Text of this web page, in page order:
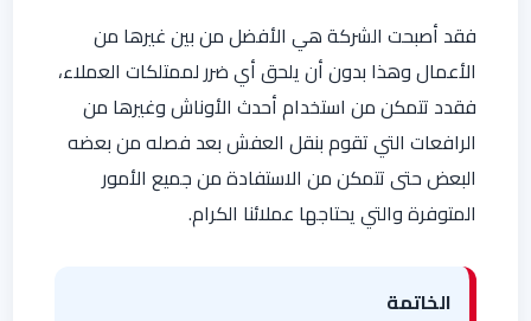
فقد أصبحت الشركة هي الأفضل من بين غيرها من
الأعمال وهذا بدون أن يلحق أي ضرر لممتلكات العملاء،
فقدد تتمكن من استخدام أحدث الأوناش وغيرها من
الرافعات التي تقوم بنقل العفش بعد فصله من بعضه
البعض حتى تتمكن من الاستفادة من جميع الأمور
المتوفرة والتي يحتاجها عملائنا الكرام.
الخاتمة